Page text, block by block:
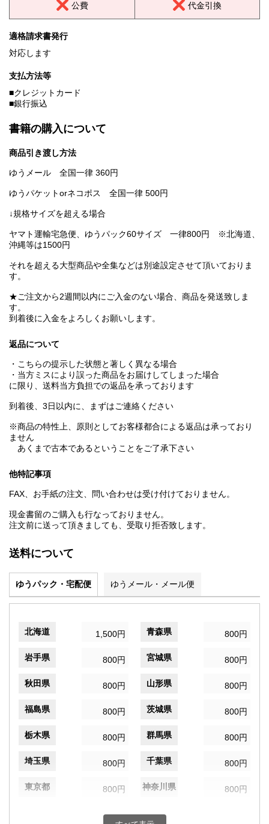
公費 代金引換
適格請求書発行
対応します
支払方法等
■クレジットカード
■銀行振込
書籍の購入について
商品引き渡し方法
ゆうメール 全国一律 360円
ゆうパケットorネコポス 全国一律 500円
↓規格サイズを超える場合
ヤマト運輸宅急便、ゆうパック60サイズ 一律800円 ※北海道、
沖縄等は1500円
それを超える大型商品や全集などは別途設定させて頂いておりま
す。
★ご注文から2週間以内にご入金のない場合、商品を発送致しま
す。
到着後に入金をよろしくお願いします。
返品について
・こちらの提示した状態と著しく異なる場合
・当方ミスにより誤った商品をお届けしてしまった場合
に限り、送料当方負担での返品を承っております
到着後、3日以内に、まずはご連絡ください
※商品の特性上、原則としてお客様都合による返品は承っており
ません
あくまで古本であるということをご了承下さい
他特記事項
FAX、お手紙の注文、問い合わせは受け付けておりません。
現金書留のご購入も行なっておりません。
注文前に送って頂きましても、受取り拒否致します。
送料について
ゆうパック・宅配便 ゆうメール・メール便
北海道 1,500円 青森県 800円
岩手県 800円 宮城県 800円
秋田県 800円 山形県 800円
福島県 800円 茨城県 800円
栃木県 800円 群馬県 800円
埼玉県 800円 千葉県 800円
東京都 800円 神奈川県 800円
800円 富山県